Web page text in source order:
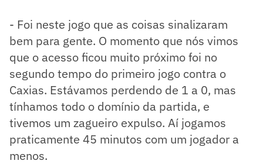
- Foi neste jogo que as coisas sinalizaram
bem para gente. O momento que nós vimos
que o acesso ficou muito próximo foi no
segundo tempo do primeiro jogo contra o
Caxias. Estávamos perdendo de 1 a 0, mas
tínhamos todo o domínio da partida, e
tivemos um zagueiro expulso. Aí jogamos
praticamente 45 minutos com um jogador a
menos.